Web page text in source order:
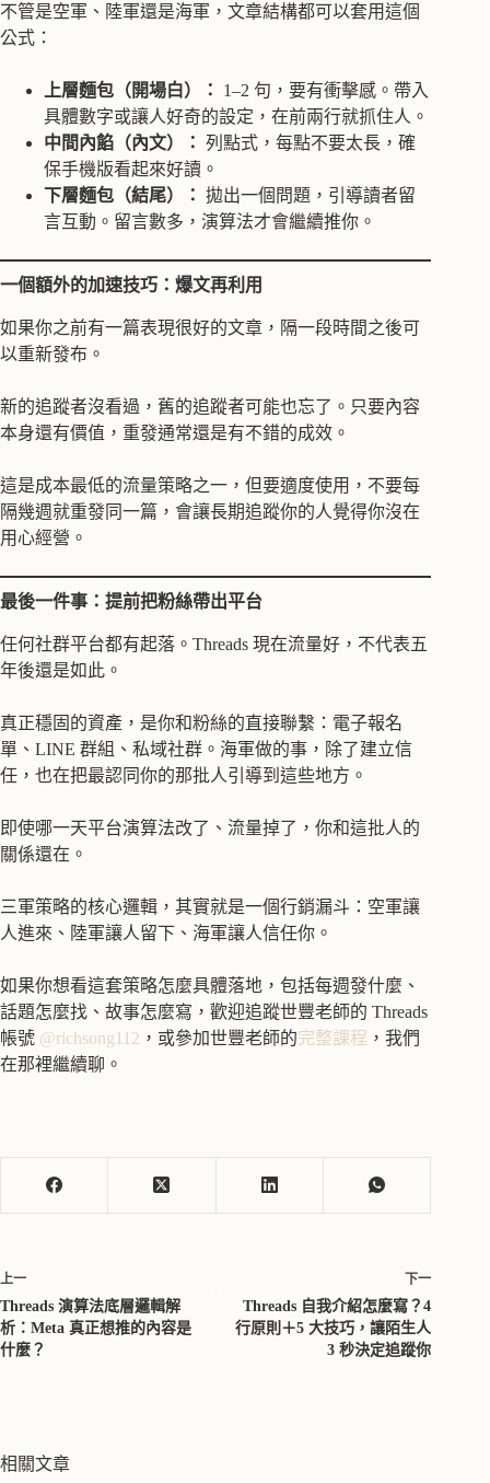
不管是空軍、陸軍還是海軍，文章結構都可以套用這個
公式：
上層麵包（開場白）：
1–2 句，要有衝擊感。帶入
具體數字或讓人好奇的設定，在前兩行就抓住人。
中間內餡（內文）： 列點式，每點不要太長，確
保手機版看起來好讀。
下層麵包（結尾）： 拋出一個問題，引導讀者留
言互動。留言數多，演算法才會繼續推你。
一個額外的加速技巧：爆文再利用
如果你之前有一篇表現很好的文章，隔一段時間之後可
以重新發布。
新的追蹤者沒看過，舊的追蹤者可能也忘了。只要內容
本身還有價值，重發通常還是有不錯的成效。
這是成本最低的流量策略之一，但要適度使用，不要每
隔幾週就重發同一篇，會讓長期追蹤你的人覺得你沒在
用心經營。
最後一件事：提前把粉絲帶出平台
任何社群平台都有起落。Threads 現在流量好，不代表五
年後還是如此。
真正穩固的資產，是你和粉絲的直接聯繫：電子報名
單、LINE 群組、私域社群。海軍做的事，除了建立信
任，也在把最認同你的那批人引導到這些地方。
即使哪一天平台演算法改了、流量掉了，你和這批人的
關係還在。
三軍策略的核心邏輯，其實就是一個行銷漏斗：空軍讓
人進來、陸軍讓人留下、海軍讓人信任你。
如果你想看這套策略怎麼具體落地，包括每週發什麼、
話題怎麼找、故事怎麼寫，歡迎追蹤世豐老師的 Threads
帳號 @richsong112 ，或參加世豐老師的完整課程 ，我們
在那裡繼續聊。
上一
Threads 演算法底層邏輯解
析：Meta 真正想推的內容是
什麼？
下一
Threads 自我介紹怎麼寫？4
行原則＋5 大技巧，讓陌生人
3 秒決定追蹤你
相關文章